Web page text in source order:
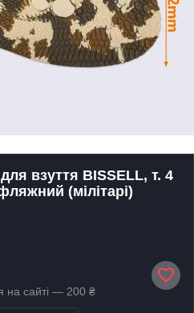
взуття BISSELL, т. 4
(мілітарі)
на сайті — 200 ₴